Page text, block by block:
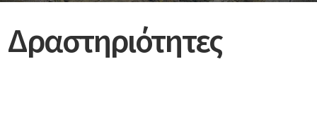
Δραστηριότητες